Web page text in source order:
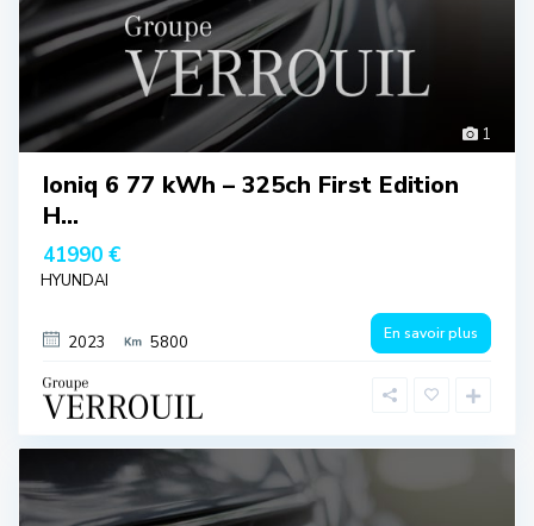
1
Ioniq 6 77 kWh – 325ch First Edition
H...
41990 €
HYUNDAI
2023 5800 En savoir plus